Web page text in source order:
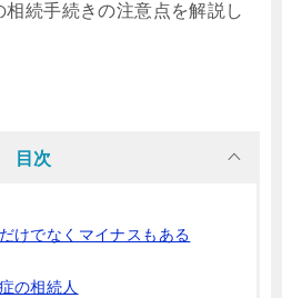
続手続きの注意点を解説し
目次
けでなくマイナスもある
の相続人